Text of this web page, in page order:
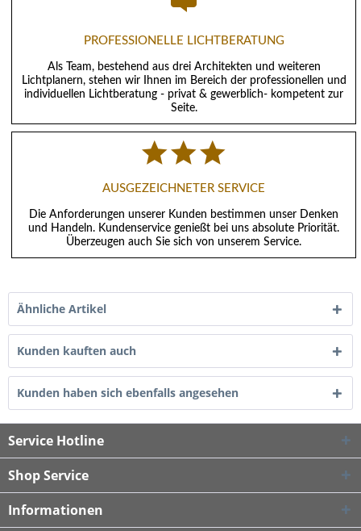
PROFESSIONELLE LICHTBERATUNG
Als Team, bestehend aus drei Architekten und weiteren
Lichtplanern, stehen wir Ihnen im Bereich der professionellen und
individuellen Lichtberatung - privat & gewerblich- kompetent zur
Seite.
AUSGEZEICHNETER SERVICE
Die Anforderungen unserer Kunden bestimmen unser Denken
und Handeln. Kundenservice genießt bei uns absolute Priorität.
Überzeugen auch Sie sich von unserem Service.
Ähnliche Artikel
Kunden kauften auch
Kunden haben sich ebenfalls angesehen
Service Hotline
Shop Service
Informationen